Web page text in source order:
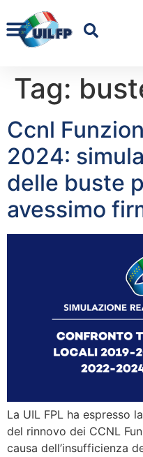
Tag:
Ccnl
2024:
delle buste
avessimo
La UIL FPL ha espresso
del rinnovo dei CCNL
causa dell’insufficienza